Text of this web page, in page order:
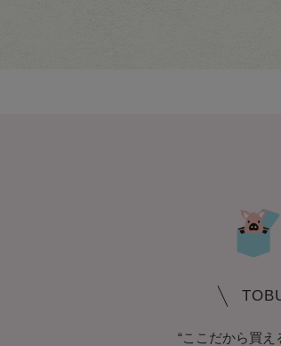
“ここだから買